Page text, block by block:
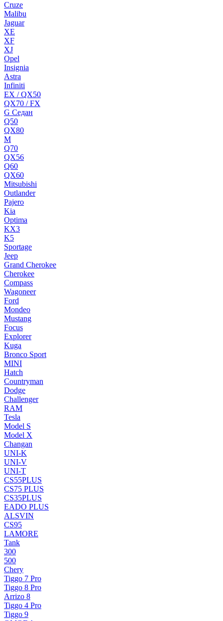
Cruze
Malibu
Jaguar
XE
XF
XJ
Opel
Insignia
Astra
Infiniti
EX / QX50
QX70 / FX
G Cедан
Q50
QX80
M
Q70
QX56
Q60
QX60
Mitsubishi
Outlander
Pajero
Kia
Optima
KX3
K5
Sportage
Jeep
Grand Cherokee
Cherokee
Compass
Wagoneer
Ford
Mondeo
Mustang
Focus
Explorer
Kuga
Bronco Sport
MINI
Hatch
Countryman
Dodge
Challenger
RAM
Tesla
Model S
Model X
Changan
UNI-K
UNI-V
UNI-T
CS55PLUS
CS75 PLUS
CS35PLUS
EADO PLUS
ALSVIN
CS95
LAMORE
Tank
300
500
Chery
Tiggo 7 Pro
Tiggo 8 Pro
Arrizo 8
Tiggo 4 Pro
Tiggo 9